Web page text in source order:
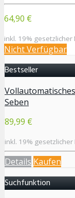
64,90 €
inkl. 19% gesetzlicher
Nicht Verfügbar
Bestseller
Seben
89,99 €
inkl. 19% gesetzlicher
Details Kaufen
Suchfunktion